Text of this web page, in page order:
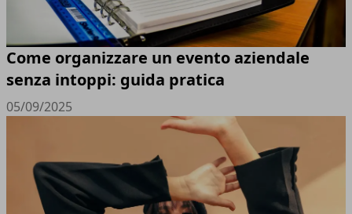
Come organizzare un evento aziendale
senza intoppi: guida pratica
05/09/2025